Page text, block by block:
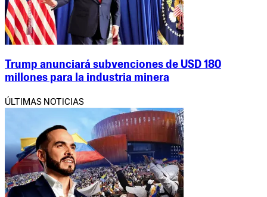
Trump anunciará subvenciones de USD 180
millones para la industria minera
ÚLTIMAS NOTICIAS